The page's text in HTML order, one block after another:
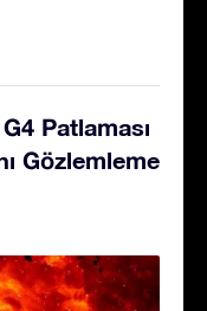
Patlaması
Gözlemleme